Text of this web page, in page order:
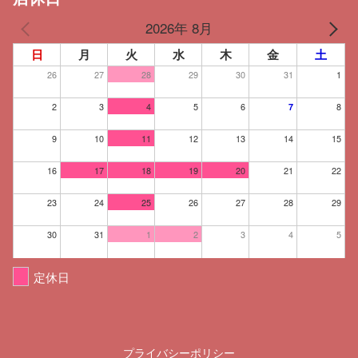
2026年 8月
日 月 火 水 木 金 土
26 27 28 29 30 31 1
2 3 4 5 6 7 8
9 10 11 12 13 14 15
16 17 18 19 20 21 22
23 24 25 26 27 28 29
30 31 1 2 3 4 5
定休日
プライバシーポリシー